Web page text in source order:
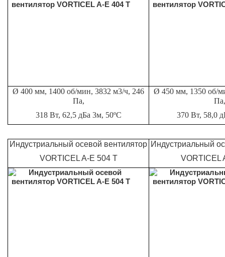
Ø 400 мм, 1400 об/мин, 3832 м3/ч, 246
Па,
318 Вт, 62,5 дБа 3м, 50ºС
Ø 450 мм, 1350 об/
Па,
370 Вт, 58,0
Индустриальный осевой вентилятор
VORTICEL A-E 504 T
Индустриальный
VORTICEL